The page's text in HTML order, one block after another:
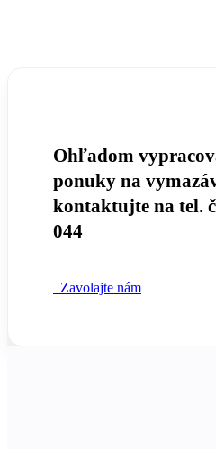
Ohľadom
ponuky na
kontaktujte na tel.
044
Zavolajte nám